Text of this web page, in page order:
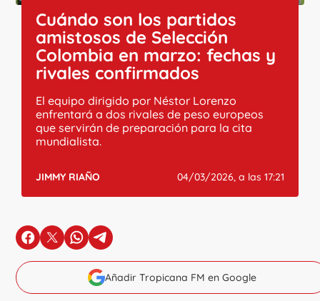
Cuándo son los partidos
amistosos de Selección
Colombia en marzo: fechas y
rivales confirmados
El equipo dirigido por Néstor Lorenzo
enfrentará a dos rivales de peso europeos
que servirán de preparación para la cita
mundialista.
JIMMY RIAÑO 04/03/2026, a las 17:21
en Facebook
en Xen Whatsapp
en Telegram
Añadir Tropicana FM en Google